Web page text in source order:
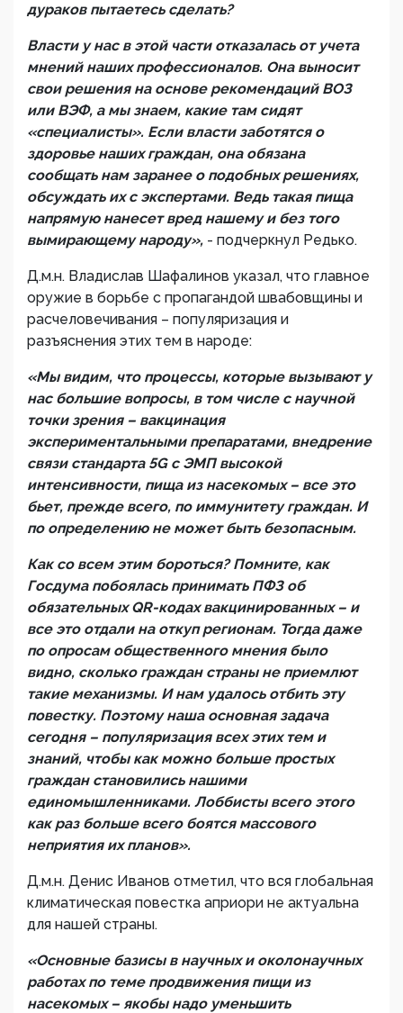
дураков пытаетесь сделать?
Власти у нас в этой части отказалась от учета
мнений наших профессионалов. Она выносит
свои решения на основе рекомендаций ВОЗ
или ВЭФ, а мы знаем, какие там сидят
«специалисты». Если власти заботятся о
здоровье наших граждан, она обязана
сообщать нам заранее о подобных решениях,
обсуждать их с экспертами. Ведь такая пища
напрямую нанесет вред нашему и без того
вымирающему народу», - подчеркнул Редько.
Д.м.н. Владислав Шафалинов указал, что главное
оружие в борьбе с пропагандой швабовщины и
расчеловечивания – популяризация и
разъяснения этих тем в народе:
«Мы видим, что процессы, которые вызывают у
нас большие вопросы, в том числе с научной
точки зрения – вакцинация
экспериментальными препаратами, внедрение
связи стандарта 5G c ЭМП высокой
интенсивности, пища из насекомых – все это
бьет, прежде всего, по иммунитету граждан. И
по определению не может быть безопасным.
Как со всем этим бороться? Помните, как
Госдума побоялась принимать ПФЗ об
обязательных QR-кодах вакцинированных – и
все это отдали на откуп регионам. Тогда даже
по опросам общественного мнения было
видно, сколько граждан страны не приемлют
такие механизмы. И нам удалось отбить эту
повестку. Поэтому наша основная задача
сегодня – популяризация всех этих тем и
знаний, чтобы как можно больше простых
граждан становились нашими
единомышленниками. Лоббисты всего этого
как раз больше всего боятся массового
неприятия их планов».
Д.м.н. Денис Иванов отметил, что вся глобальная
климатическая повестка априори не актуальна
для нашей страны.
«Основные базисы в научных и околонаучных
работах по теме продвижения пищи из
насекомых – якобы надо уменьшить